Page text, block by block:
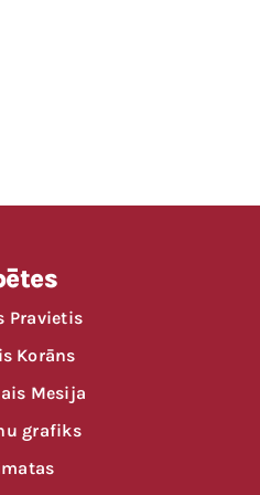
Pravietis
Korāns
Mesija
grafiks